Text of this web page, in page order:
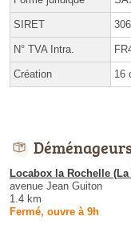
SIRET
N° TVA Intra.
Création 16
Locabox la Rochelle
avenue Jean Guiton
1.4 km
Fermé, ouvre à 9h